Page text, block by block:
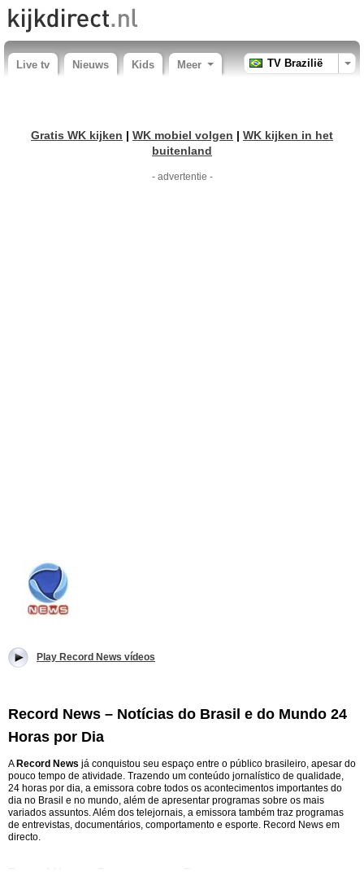
Live tv Nieuws Kids Meer TV Brazilië
Gratis WK kijken | WK mobiel volgen | WK kijken in het
buitenland
- advertentie -
Play Record News vídeos
Record News – Notícias do Brasil e do Mundo 24
Horas por Dia
A Record News já conquistou seu espaço entre o público brasileiro, apesar do
pouco tempo de atividade. Trazendo um conteúdo jornalístico de qualidade,
24 horas por dia, a emissora cobre todos os acontecimentos importantes do
dia no Brasil e no mundo, além de apresentar programas sobre os mais
variados assuntos. Além dos telejornais, a emissora também traz programas
de entrevistas, documentários, comportamento e esporte. Record News em
directo.